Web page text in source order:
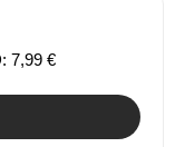
7,99 €